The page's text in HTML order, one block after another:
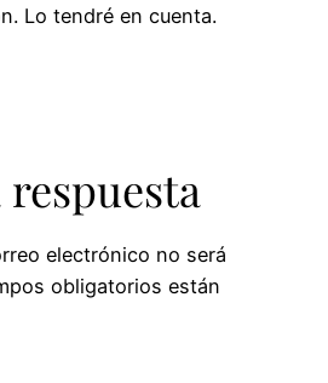
Lo tendré en cuenta.
electrónico no será
obligatorios están